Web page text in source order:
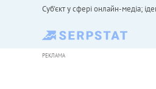
Cуб'єкт у сфері онлайн-медіа;
РЕКЛАМА